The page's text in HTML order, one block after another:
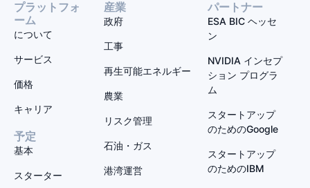
プラットフォ
ーム
について
サービス
価格
キャリア
予定
基本
スターター
産業
政府
工事
再生可能エネルギー
農業
リスク管理
石油・ガス
港湾運営
パートナー
ESA BIC ヘッセ
ン
NVIDIA インセプ
ション プログラ
ム
スタートアップ
のためのGoogle
スタートアップ
のためのIBM